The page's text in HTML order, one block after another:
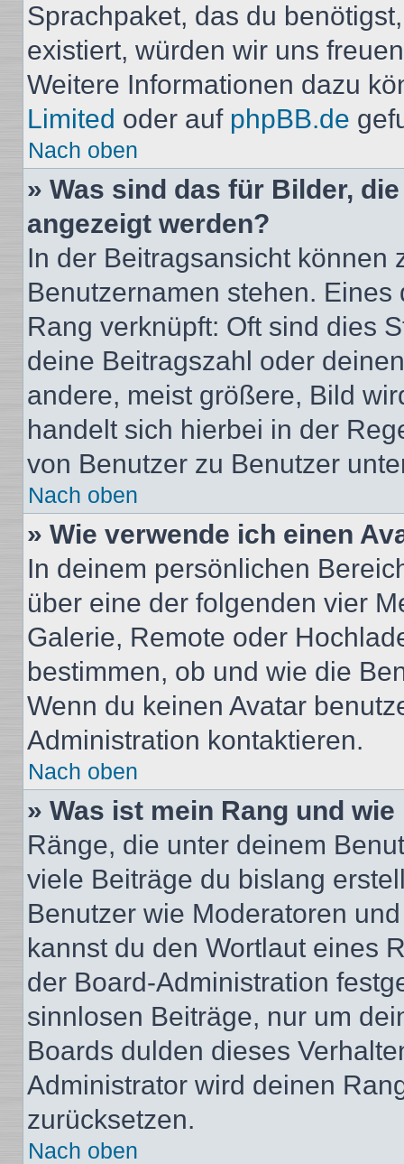
Sprachpaket, das du
existiert, würden wir uns
Weitere Informationen dazu
Limited oder auf phpBB.de
Nach oben
» Was sind das für Bilder,
angezeigt werden?
In der Beitragsansicht können
Benutzernamen stehen.
Rang verknüpft: Oft sind dies
deine Beitragszahl oder
andere, meist größere, Bild
handelt sich hierbei in der
von Benutzer zu Benutzer
Nach oben
» Wie verwende ich einen
In deinem persönlichen
über eine der folgenden vier
Galerie, Remote oder
bestimmen, ob und wie die
Wenn du keinen Avatar
Administration kontaktieren.
Nach oben
» Was ist mein Rang und
Ränge, die unter deinem
viele Beiträge du bislang
Benutzer wie Moderatoren
kannst du den Wortlaut eines
der Board-Administration
sinnlosen Beiträge, nur um
Boards dulden dieses
Administrator wird deinen
zurücksetzen.
Nach oben